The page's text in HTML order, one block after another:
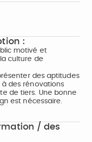
:
motivé et
culture de
des aptitudes
à des rénovations
de tiers. Une bonne
est nécessaire.
/ des